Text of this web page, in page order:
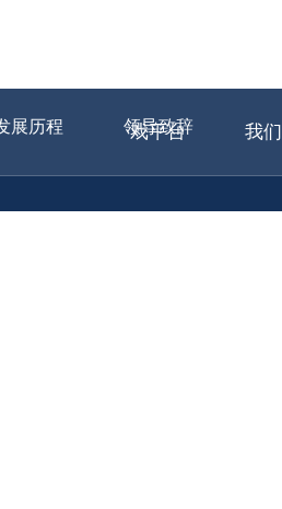
戏平台 我们
展历程 领导致辞